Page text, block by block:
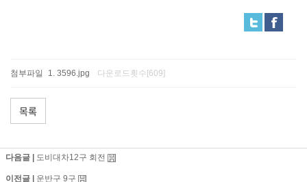
첨부파일 3596.jpg 다운로드횟수[609]
목록
다음글 | 도비대차12구 회전
이전글 | 운반구 9구